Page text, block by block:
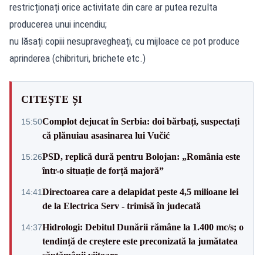
restricționați orice activitate din care ar putea rezulta
producerea unui incendiu;
nu lăsați copiii nesupravegheați, cu mijloace ce pot produce
aprinderea (chibrituri, brichete etc.)
CITEȘTE ȘI
15:50Complot dejucat în Serbia: doi bărbați, suspectați
că plănuiau asasinarea lui Vučić
15:26PSD, replică dură pentru Bolojan: „România este
într-o situație de forță majoră”
14:41Directoarea care a delapidat peste 4,5 milioane lei
de la Electrica Serv - trimisă în judecată
14:37Hidrologi: Debitul Dunării rămâne la 1.400 mc/s; o
tendință de creștere este preconizată la jumătatea